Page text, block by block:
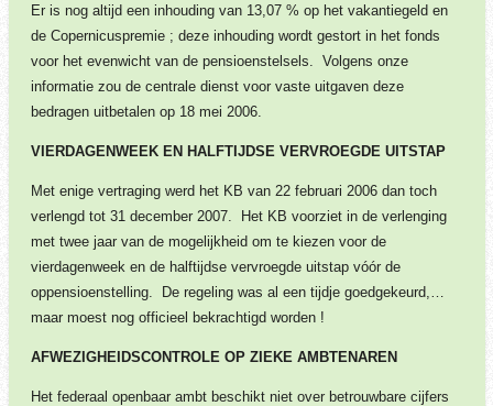
Er is nog altijd een inhouding van 13,07 % op het vakantiegeld en
de Copernicuspremie ; deze inhouding wordt gestort in het fonds
voor het evenwicht van de pensioenstelsels. Volgens onze
informatie zou de centrale dienst voor vaste uitgaven deze
bedragen uitbetalen op 18 mei 2006.
VIERDAGENWEEK EN HALFTIJDSE VERVROEGDE UITSTAP
Met enige vertraging werd het KB van 22 februari 2006 dan toch
verlengd tot 31 december 2007. Het KB voorziet in de verlenging
met twee jaar van de mogelijkheid om te kiezen voor de
vierdagenweek en de halftijdse vervroegde uitstap vóór de
oppensioenstelling. De regeling was al een tijdje goedgekeurd,…
maar moest nog officieel bekrachtigd worden !
AFWEZIGHEIDSCONTROLE OP ZIEKE AMBTENAREN
Het federaal openbaar ambt beschikt niet over betrouwbare cijfers